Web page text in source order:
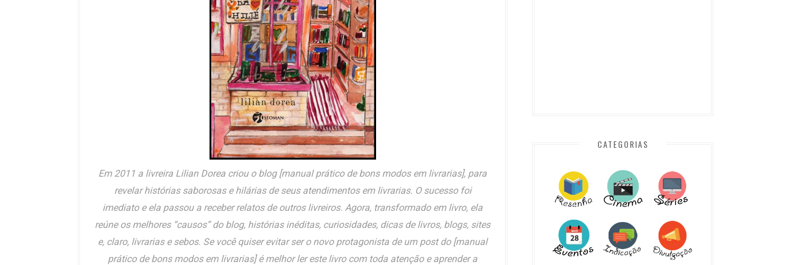
Em 2011 a livreira Lilian Dorea criou o blog [manual prático de bons modos em livrarias], para
revelar histórias saborosas e hilárias de seus atendimentos em livrarias. O sucesso foi
imediato e ela passou a receber relatos de outros livreiros. Agora, transformado em livro, ela
reúne os melhores “causos” do blog, histórias inéditas, curiosidades, dicas de livros, blogs, sites
e, claro, livrarias e sebos. Se você quiser evitar ser o novo protagonista de um post do [manual
prático de bons modos em livrarias] é melhor ler este livro com toda atenção e aprender a
CATEGORIAS